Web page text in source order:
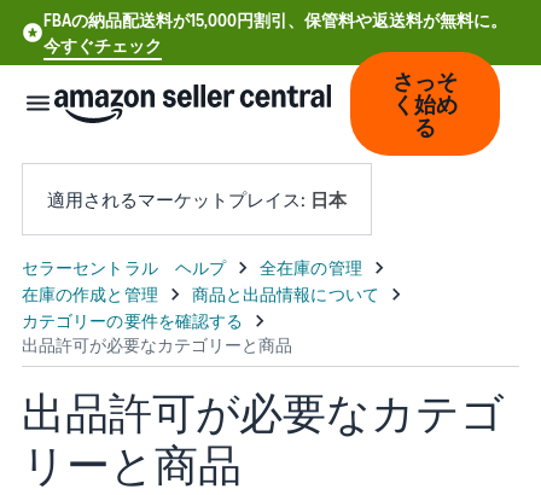
FBAの納品配送料が15,000円割引、保管料や返送料が無料に。
今すぐチェック
中
文
-
Deutsch
- DE
さっそ
く始め
る
適用されるマーケットプレイス: 日本
出品許可が必要なカテゴ
リーと商品